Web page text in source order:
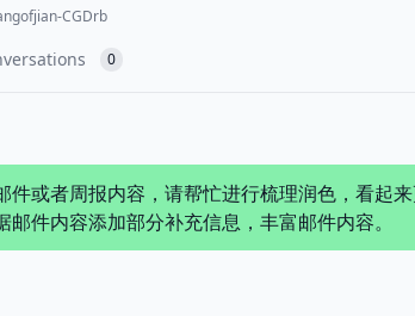
CGDrb
0
件或者周报内容，请帮忙进行梳理润色，看起
邮件内容添加部分补充信息，丰富邮件内容。